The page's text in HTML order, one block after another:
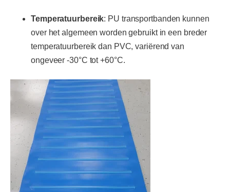
Temperatuurbereik: PU transportbanden kunnen
over het algemeen worden gebruikt in een breder
temperatuurbereik dan PVC, variërend van
ongeveer -30°C tot +60°C.